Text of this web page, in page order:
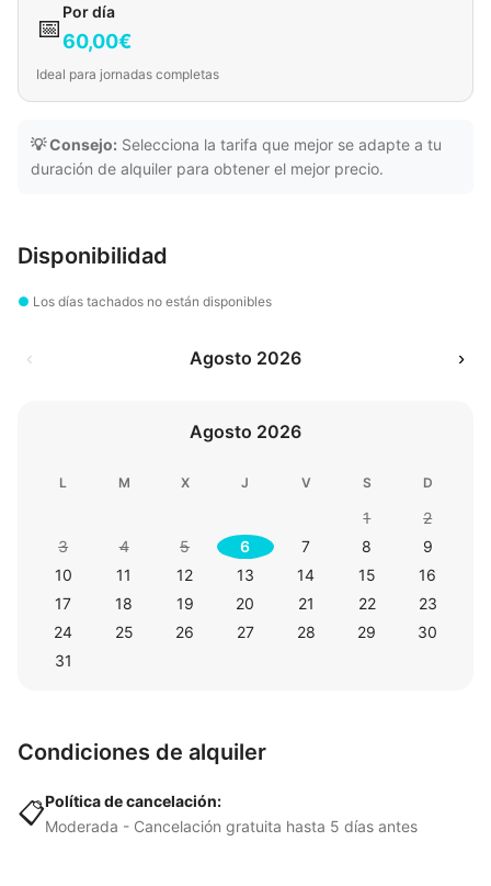
📅
Por día
60,00€
Ideal para jornadas completas
💡 Consejo: Selecciona la tarifa que mejor se adapte a tu
duración de alquiler para obtener el mejor precio.
Disponibilidad
● Los días tachados no están disponibles
‹ Agosto 2026 ›
Agosto 2026
L M X J V S D
1
2
3
4 5 6 7 8
9
10
11 12 13 14 15
16
17
18 19 20 21 22
23
24
25 26 27 28 29
30
31
Condiciones de alquiler
📋Política de cancelación:
Moderada - Cancelación gratuita hasta 5 días antes